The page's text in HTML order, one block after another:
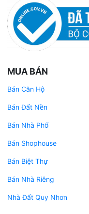
MUA BÁN
Bán Căn Hộ
Bán Đất Nền
Bán Nhà Phố
Bán Shophouse
Bán Biệt Thự
Bán Nhà Riêng
Nhà Đất Quy Nhơn